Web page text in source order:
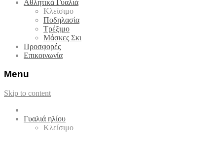
Αθλητικά Γυαλιά
Κλείσιμο
Ποδηλασία
Τρέξιμο
Μάσκες Σκι
Προσφορές
Επικοινωνία
Menu
Skip to content
Γυαλιά ηλίου
Κλείσιμο